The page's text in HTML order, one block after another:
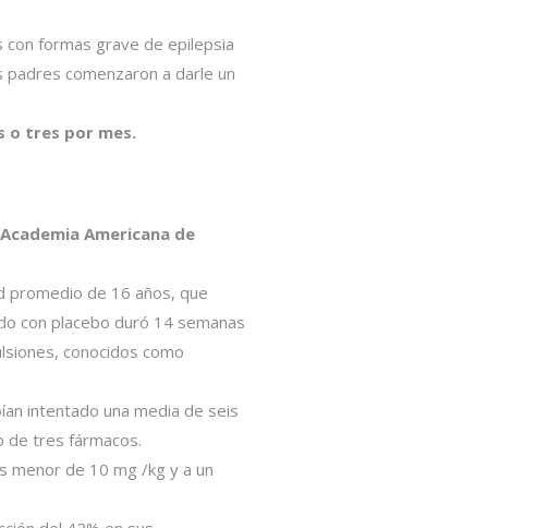
formas grave de epilepsia
comenzaron a darle un
o tres por mes.
Americana de
promedio de 16 años, que
con placebo duró 14 semanas
conocidos como
intentado una media de seis
de tres fármacos.
menor de 10 mg /kg y a un